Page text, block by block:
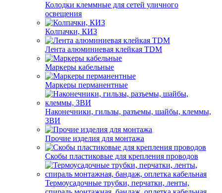
Колодки клеммные для сетей уличного
освещения
Колпачки, КИЗ
Лента алюминиевая клейкая TDM
Маркеры кабельные
Маркеры перманентные
Наконечники, гильзы, разъемы, шайбы, клеммы,
ЗВИ
Прочие изделия для монтажа
Скобы пластиковые для крепления проводов
Термоусадочные трубки, перчатки, ленты,